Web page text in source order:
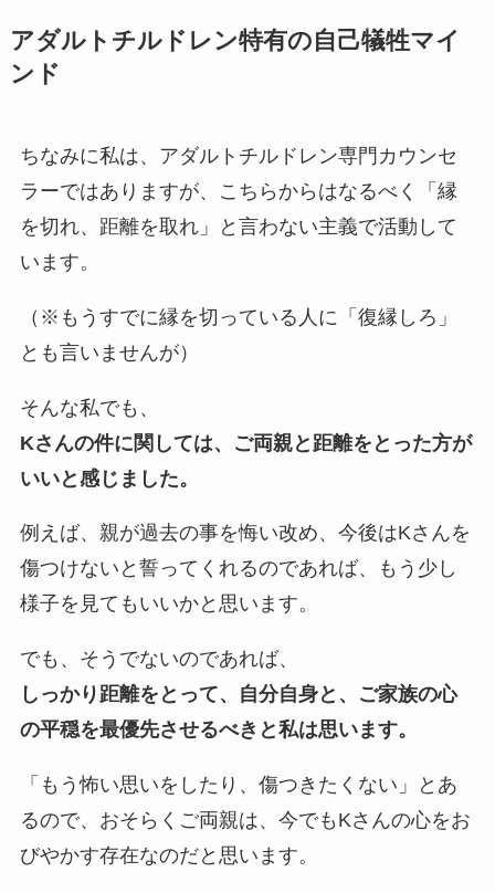
アダルトチルドレン特有の自己犠牲マイ
ンド
ちなみに私は、アダルトチルドレン専門カウンセ
ラーではありますが、こちらからはなるべく「縁
を切れ、距離を取れ」と言わない主義で活動して
います。
（※もうすでに縁を切っている人に「復縁しろ」
とも言いませんが）
そんな私でも、
Kさんの件に関しては、ご両親と距離をとった方が
いいと感じました。
例えば、親が過去の事を悔い改め、今後はKさんを
傷つけないと誓ってくれるのであれば、もう少し
様子を見てもいいかと思います。
でも、そうでないのであれば、
しっかり距離をとって、自分自身と、ご家族の心
の平穏を最優先させるべきと私は思います。
「もう怖い思いをしたり、傷つきたくない」とあ
るので、おそらくご両親は、今でもKさんの心をお
びやかす存在なのだと思います。